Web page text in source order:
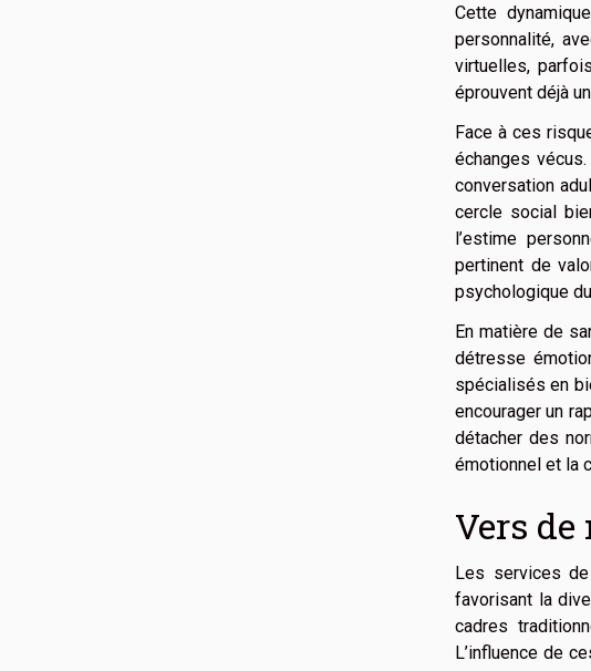
Cette
personnalité,
virtuelles,
éprouvent déjà
Face à ces
échanges
conversation
cercle social
l’estime
pertinent de
psychologique
En matière de
détresse
spécialisés en
encourager un
détacher des
émotionnel et la
Vers
Les services de
favorisant la
cadres
L’influence de